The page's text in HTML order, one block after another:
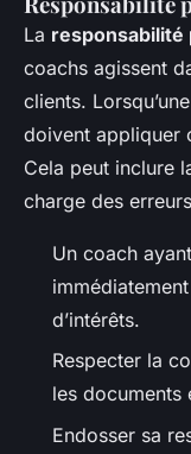
La responsabilité
coachs agissent
clients.
doivent appliquer
Cela peut inclure
charge des
Un coach
d’intérêts.
Respecter la
les documents
Endosser sa